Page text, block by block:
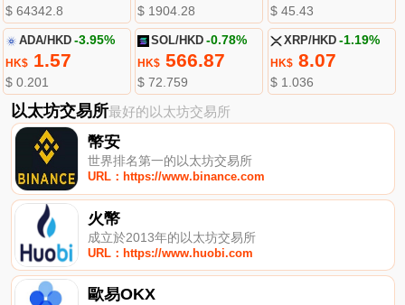
$ 64342.8 $ 1904.28 $ 45.43
ADA/HKD -3.95%
HK$1.57
$ 0.201
SOL/HKD -0.78%
HK$ 566.87
$ 72.759
XRP/HKD -1.19%
HK$8.07
$ 1.036
以太坊交易所最好的以太坊交易所
幣安
世界排名第一的以太坊交易所
URL：https://www.binance.com
火幣
成立於2013年的以太坊交易所
URL：https://www.huobi.com
歐易OKX